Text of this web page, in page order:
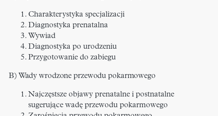
Charakterystyka specjalizacji
Diagnostyka prenatalna
Wywiad
Diagnostyka po urodzeniu
Przygotowanie do zabiegu
B) Wady wrodzone przewodu pokarmowego​
Najczęstsze objawy prenatalne i postnatalne
sugerujące wadę przewodu pokarmowego